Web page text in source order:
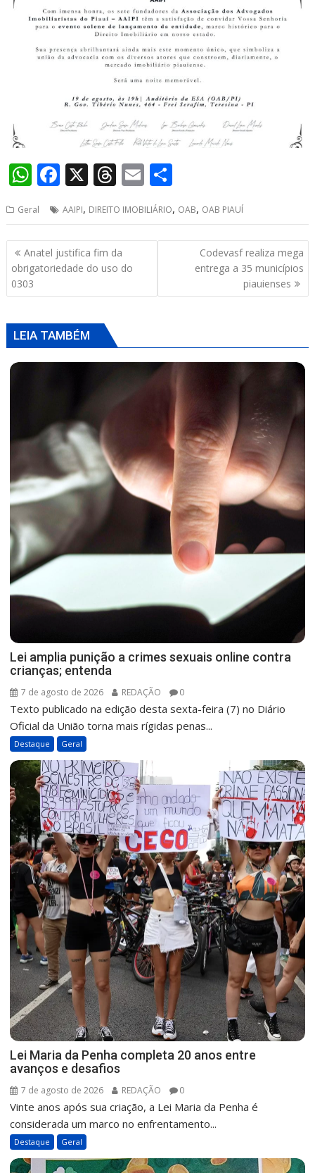
W
at
s
A
p
F
e
b
o
X T
re
a
d
E
m
ai
l
ar
e
Geral AAIPI, DIREITO IMOBILIÁRIO, OAB, OAB PIAUÍ
Navegação
de
Post
Anatel justifica fim da
obrigatoriedade do uso do
0303
Codevasf realiza mega
entrega a 35 municípios
piauienses
LEIA TAMBÉM
Lei amplia punição a crimes sexuais online contra
crianças; entenda
7 de agosto de 2026 REDAÇÃO 0
Texto publicado na edição desta sexta-feira (7) no Diário
Oficial da União torna mais rígidas penas...
Destaque Geral
Lei Maria da Penha completa 20 anos entre
avanços e desafios
7 de agosto de 2026 REDAÇÃO 0
Vinte anos após sua criação, a Lei Maria da Penha é
considerada um marco no enfrentamento...
Destaque Geral